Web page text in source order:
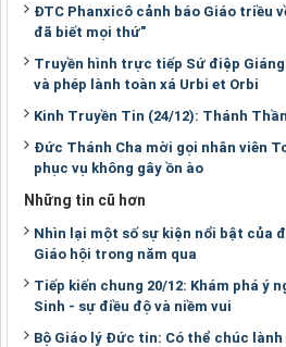
ĐTC Phanxicô cảnh báo Giáo triều
đã biết mọi thứ"
Truyền hình trực tiếp Sứ điệp Giáng
và phép lành toàn xá Urbi et Orbi
Kinh Truyền Tin (24/12): Thánh
Đức Thánh Cha mời gọi nhân viên
phục vụ không gây ồn ào
Những tin cũ hơn
Nhìn lại một số sự kiện nổi bật của
Giáo hội trong năm qua
Tiếp kiến chung 20/12: Khám phá ý
Sinh - sự điều độ và niềm vui
Bộ Giáo lý Đức tin: Có thể chúc